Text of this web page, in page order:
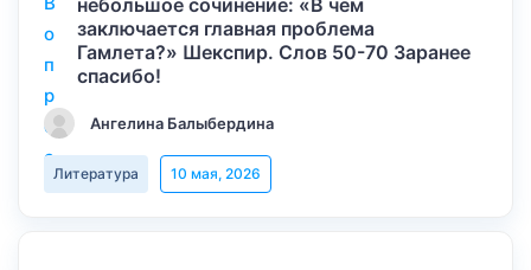
небольшое сочинение: «В чем
заключается главная проблема
Гамлета?» Шекспир. Слов 50-70 Заранее
спасибо!
Ангелина Балыбердина
Литература 10 мая, 2026